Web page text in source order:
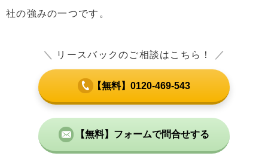
社の強みの一つです。
＼ リースバックのご相談はこちら！ ／
【無料】0120-469-543
【無料】フォームで問合せする